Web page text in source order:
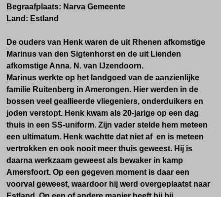
Begraafplaats: Narva Gemeente
Land: Estland
De ouders van Henk waren de uit Rhenen afkomstige
Marinus van den Sigtenhorst en de uit Lienden
afkomstige Anna. N. van IJzendoorn.
Marinus werkte op het landgoed van de aanzienlijke
familie Ruitenberg in Amerongen. Hier werden in de
bossen veel geallieerde vliegeniers, onderduikers en
joden verstopt. Henk kwam als 20-jarige op een dag
thuis in een SS-uniform. Zijn vader stelde hem meteen
een ultimatum. Henk wachtte dat niet af en is meteen
vertrokken en ook nooit meer thuis geweest. Hij is
daarna werkzaam geweest als bewaker in kamp
Amersfoort. Op een gegeven moment is daar een
voorval geweest, waardoor hij werd overgeplaatst naar